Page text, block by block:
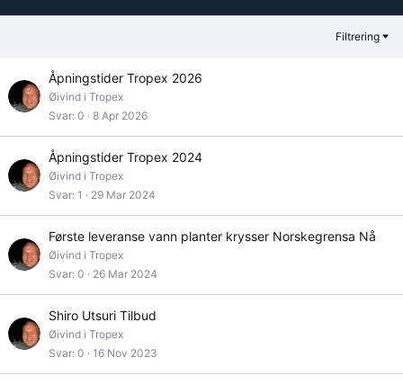
Filtrering
Åpningstider Tropex 2026
Øivind i Tropex
Svar 0 8 Apr 2026
Åpningstider Tropex 2024
Øivind i Tropex
Svar 1 29 Mar 2024
Første leveranse vann planter krysser Norskegrensa Nå
Øivind i Tropex
Svar 0 26 Mar 2024
Shiro Utsuri Tilbud
Øivind i Tropex
Svar 0 16 Nov 2023